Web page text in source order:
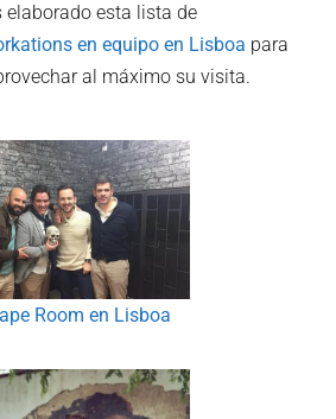
elaborado esta lista de
en equipo en Lisboa para
al máximo su visita.
Room en Lisboa